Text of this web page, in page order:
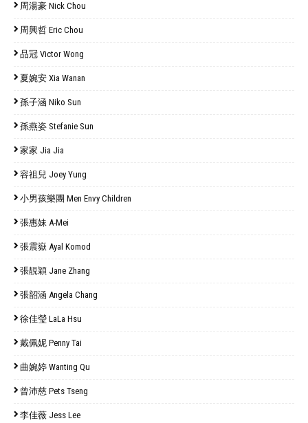
周湯豪 Nick Chou
周興哲 Eric Chou
品冠 Victor Wong
夏婉安 Xia Wanan
孫子涵 Niko Sun
孫燕姿 Stefanie Sun
家家 Jia Jia
容祖兒 Joey Yung
小男孩樂團 Men Envy Children
張惠妹 A-Mei
張震嶽 Ayal Komod
張靚穎 Jane Zhang
張韶涵 Angela Chang
徐佳瑩 LaLa Hsu
戴佩妮 Penny Tai
曲婉婷 Wanting Qu
曾沛慈 Pets Tseng
李佳薇 Jess Lee